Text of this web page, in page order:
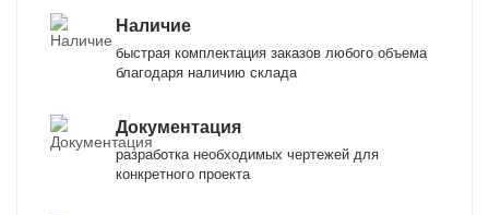
Наличие
быстрая комплектация заказов любого объема
благодаря наличию склада
Документация
разработка необходимых чертежей для
конкретного проекта